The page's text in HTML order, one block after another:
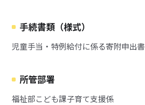
手続書類（様式）
児童手当・特例給付に係る寄附申出書
所管部署
福祉部こども課子育て支援係